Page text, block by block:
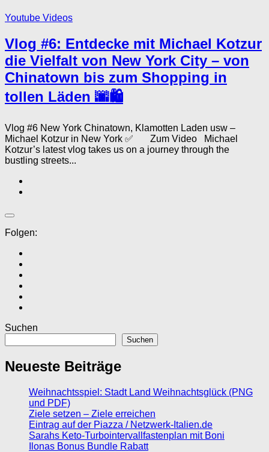
Youtube Videos
Vlog #6: Entdecke mit Michael Kotzur
die Vielfalt von New York City – von
Chinatown bis zum Shopping in
tollen Läden 🌆🛍️
Vlog #6 New York Chinatown, Klamotten Laden usw –
Michael Kotzur in New York ✅ Zum Video Michael
Kotzur’s latest vlog takes us on a journey through the
bustling streets...
Folgen:
Suchen
Suchen
Neueste Beiträge
Weihnachtsspiel: Stadt Land Weihnachtsglück (PNG
und PDF)
Ziele setzen – Ziele erreichen
Eintrag auf der Piazza / Netzwerk-Italien.de
Sarahs Keto-Turbointervallfastenplan mit Boni
Ilonas Bonus Bundle Rabatt